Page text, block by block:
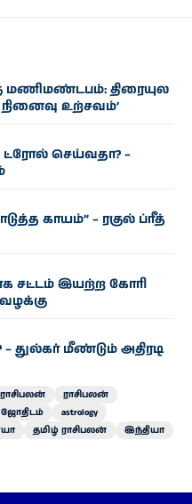
மணிமண்​டபம்: திரை​யுல​
நினைவு உற்சவம்’
ட்ரோல் செய்​வ​தா? –
காயம்” – ரகுல் ப்ரீத்
சட்டம் இயற்ற கோரி
துல்கர் மீண்டும் அதிரடி
ராசிபலன்
ராசிபலன்
ஜோதிடம்
astrology
தமிழ் ராசிபலன்
இந்தியா